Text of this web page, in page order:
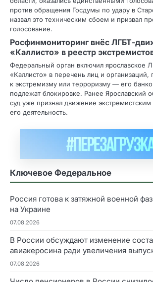
против обращения Госдумы по удару в
назвал это техническим сбоем и призвал
голосование.
Росфинмониторинг внёс
«Каллисто» в реестр
Федеральный орган включил ярославское
«Каллисто» в перечень лиц и организаций,
к экстремизму или терроризму — его
подлежат блокировке. Ранее Ярославский
суд уже признал движение экстремистским
его деятельность.
Ключевое Федеральное
Россия готова к затяжной военной
на Украине
07.08.2026
В России обсуждают изменение
авиакеросина ради увеличения
07.08.2026